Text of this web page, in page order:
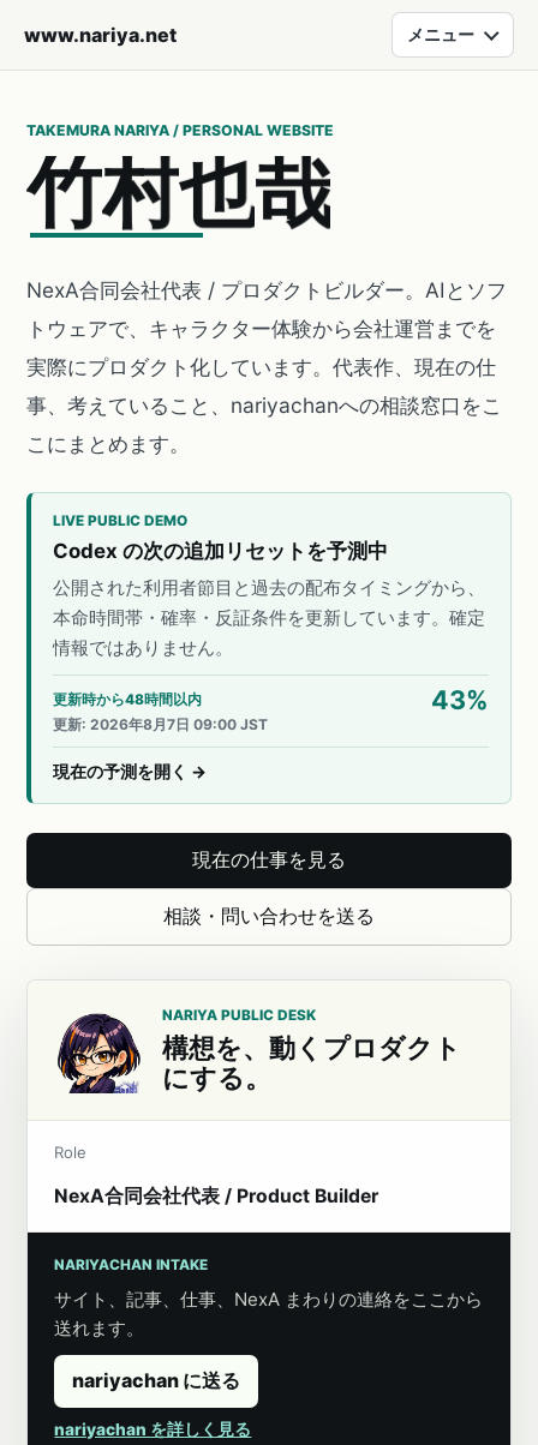
www.nariya.net メニュー
TAKEMURA NARIYA / PERSONAL WEBSITE
竹村也哉
NexA合同会社代表 / プロダクトビルダー。AIとソフ
トウェアで、キャラクター体験から会社運営までを
実際にプロダクト化しています。代表作、現在の仕
事、考えていること、nariyachanへの相談窓口をこ
こにまとめます。
LIVE PUBLIC DEMO
Codex の次の追加リセットを予測中
公開された利用者節目と過去の配布タイミングから、
本命時間帯・確率・反証条件を更新しています。確定
情報ではありません。
更新時から48時間以内 43%
更新:2026年8月7日 09:00 JST
現在の予測を開く →
現在の仕事を見る
相談・問い合わせを送る
NARIYA PUBLIC DESK
構想を、動くプロダクト
にする。
Role
NexA合同会社代表 / Product Builder
NARIYACHAN INTAKE
サイト、記事、仕事、NexA まわりの連絡をここから
送れます。
nariyachan に送る
nariyachan を詳しく見る